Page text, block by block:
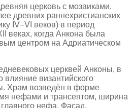
церковь с мозаиками.
древних раннехристианских
IV–VI веков) в период
веках, когда Анкона была
центром на Адриатическом
церквей Анконы, в
влияние византийского
Храм возведён в форме
нефами и трансептом, ширина
нефа. Фасад,